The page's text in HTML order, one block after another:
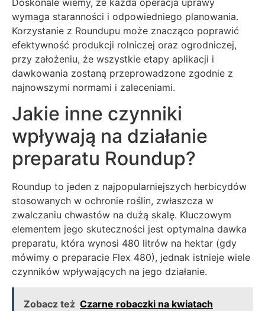
wymaga staranności i odpowiedniego planowania.
Korzystanie z Roundupu może znacząco poprawić
efektywność produkcji rolniczej oraz ogrodniczej,
przy założeniu, że wszystkie etapy aplikacji i
dawkowania zostaną przeprowadzone zgodnie z
najnowszymi normami i zaleceniami.
Jakie inne czynniki
wpływają na działanie
preparatu Roundup?
Roundup to jeden z najpopularniejszych herbicydów
stosowanych w ochronie roślin, zwłaszcza w
zwalczaniu chwastów na dużą skalę. Kluczowym
elementem jego skuteczności jest optymalna dawka
preparatu, która wynosi 480 litrów na hektar (gdy
mówimy o preparacie Flex 480), jednak istnieje wiele
czynników wpływających na jego działanie.
Zobacz też Czarne robaczki na kwiatach